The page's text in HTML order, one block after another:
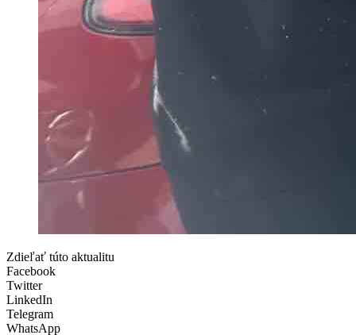
Zdieľať túto aktualitu
Facebook
Twitter
LinkedIn
Telegram
WhatsApp